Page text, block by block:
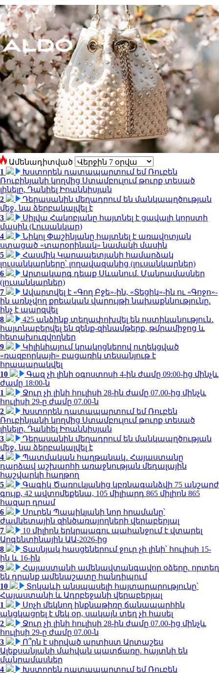
Ամենադիտված
1
Խստորեն դատապարտում եմ Ռուբեն
Ռուբինյանի կողմից Ստամբուլում թուրք տեսած
լինելը. Դանիել Իոաննիսյան
2
Դերասանին մեղադրում են մանկապղծության
մեջ․ նա ձերբակալվել է
3
Սիլվա Հակոբյանը հայտնել է ցավալի կորստի
մասին (Լուսանկար)
4
Նիկոլ Փաշինյանը հայտնել է առավոտյան
ստացած «տարօրինակ» նամակի մասին
5
Հասմիկ Կարապետյանի համարձակ
լուսանկարները՝ լողավազանից (լուսանկարներ)
6
Արտակարգ դեպք Սևանում. Մանրամասներ
(լուսանկարներ)
7
Ավարտվել է «Գող Բջե»-ին, «Տեցիկ»-ին ու «Գոջո»-
ին առնչվող քրեական վարույթի նախաքննությունը.
ինչ է պարզվել
8
425 անձինք տեղափոխվել են ոստիկանություն․
հայտնաբերվել են զենք-զինամթերք, թմրամիջոց և
հետախուզվողներ
9
Կիլիկիայում կրակոցներով ուղեկցված
«ռազբորկայի» բացառիկ տեսանյութ է
հրապարակվել
10
Գազ չի լինի օգոստոսի 4-ին ժամը 09:00-ից մինչև
ժամը 18:00-ն
1
Ջուր չի լինի հուլիսի 28-ին ժամը 07.00-ից մինչև
հուլիսի 29-ը ժամը 07.00-ն
2
Խստորեն դատապարտում եմ Ռուբեն
Ռուբինյանի կողմից Ստամբուլում թուրք տեսած
լինելը. Դանիել Իոաննիսյան
3
Դերասանին մեղադրում են մանկապղծության
մեջ․ նա ձերբակալվել է
4
Պատմական հաղթանակ․ Հայաստանը
դարձավ աշխարհի առաջնության մեդալային
հաշվարկի հաղթող
5
Գագիկ Ծառուկյանից կբռնագանձվի 75 անշարժ
գույք, 42 ավտոմեքենա, 105 միլիարդ 865 միլիոն 865
հազար դրամ
6
Սուրեն Պապիկյանի նոր հրամանը՝
ժամկետային զինծառայողների վերաբերյալ
7
10 միլիոն երկրպագու պահանջում է վտարել
Արգենտինային ԱԱ-2026-ից
8
Տասնյակ հասցեներում ջուր չի լինի՝ հուլիսի 15-
ին և 16-ին
9
Հայաստանի ամենավտանգավոր օձերը. որտեղ
են դրանք ամենաշատը հանդիպում
10
Տոկաևի անսպասելի հայտարարությունը՝
Հայաստանի և Ադրբեջանի վերաբերյալ
1
Սոչի մեկնող ինքնաթիռը ճանապարհին
անցկացրել է մեկ օր, սակայն տեղ չի հասել
2
Ջուր չի լինի հուլիսի 28-ին ժամը 07.00-ից մինչև
հուլիսի 29-ը ժամը 07.00-ն
3
Ո՞րն է սիրված արտիստ Արտաշես
Ալեքսանյանի մահվան պատճառը. հայտնի են
մանրամասներ
4
Խստորեն դատապարտում եմ Ռուբեն